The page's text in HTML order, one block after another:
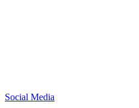
Social Media